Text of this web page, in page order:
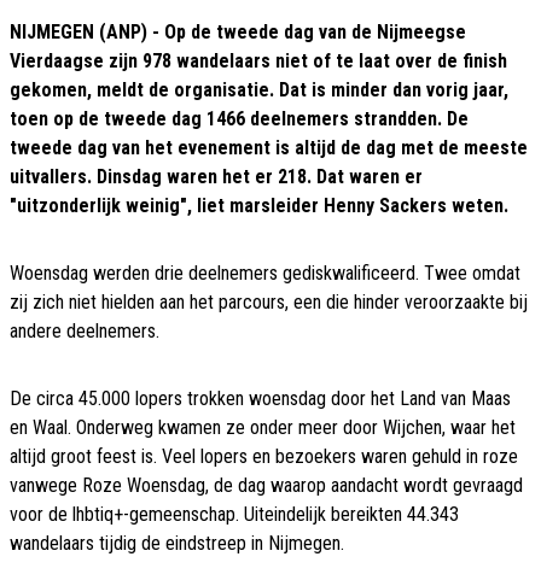
NIJMEGEN (ANP) - Op de tweede dag van de Nijmeegse
Vierdaagse zijn 978 wandelaars niet of te laat over de finish
gekomen, meldt de organisatie. Dat is minder dan vorig jaar,
toen op de tweede dag 1466 deelnemers strandden. De
tweede dag van het evenement is altijd de dag met de meeste
uitvallers. Dinsdag waren het er 218. Dat waren er
"uitzonderlijk weinig", liet marsleider Henny Sackers weten.
Woensdag werden drie deelnemers gediskwalificeerd. Twee omdat
zij zich niet hielden aan het parcours, een die hinder veroorzaakte bij
andere deelnemers.
De circa 45.000 lopers trokken woensdag door het Land van Maas
en Waal. Onderweg kwamen ze onder meer door Wijchen, waar het
altijd groot feest is. Veel lopers en bezoekers waren gehuld in roze
vanwege Roze Woensdag, de dag waarop aandacht wordt gevraagd
voor de lhbtiq+-gemeenschap. Uiteindelijk bereikten 44.343
wandelaars tijdig de eindstreep in Nijmegen.